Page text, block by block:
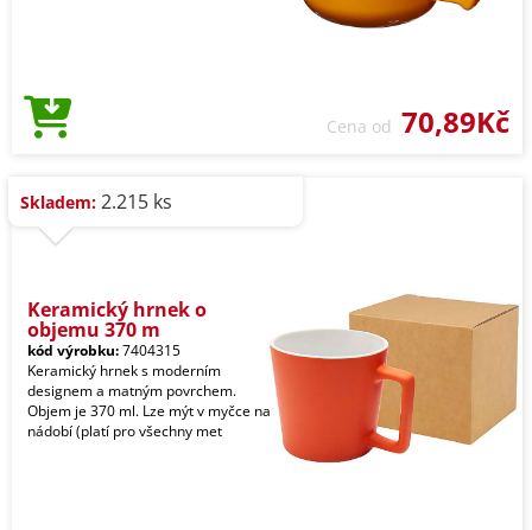
Cena od 70,89Kč
Skladem: 2.215 ks
Keramický hrnek o
objemu 370 m
kód výrobku:7404315
Keramický hrnek s moderním
designem a matným povrchem.
Objem je 370 ml. Lze mýt v myčce na
nádobí (platí pro všechny met